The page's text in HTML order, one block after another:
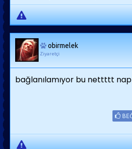
obirmelek
Ziyaretçi
bağlanılamıyor bu nettttt